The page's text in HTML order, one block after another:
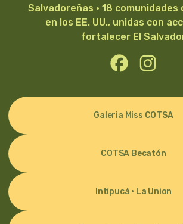
Salvadoreñas · 18 comunidades
en los EE. UU., unidas con
fortalecer El
Galeria Miss COTSA
COTSA Becatón
Intipucá · La Union